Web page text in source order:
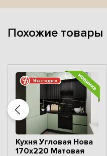
Похожие товары
Выгодно
Кухня Угловая Нова
170х220 Матовая